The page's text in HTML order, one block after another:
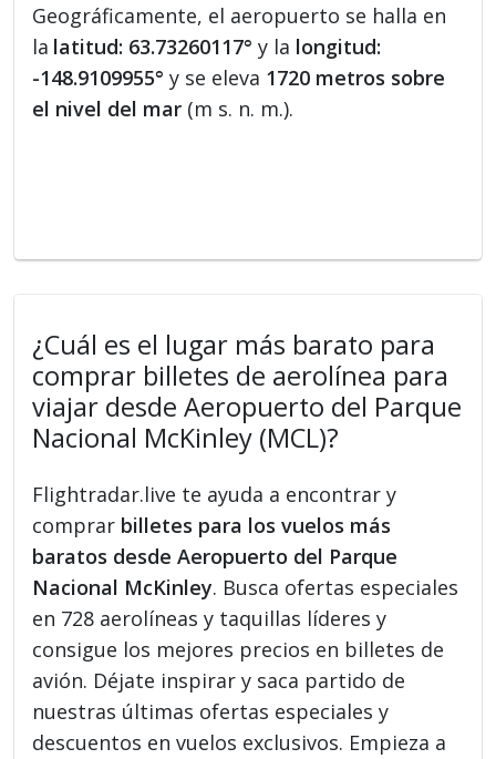
Geográficamente, el aeropuerto se halla en
la latitud: 63.73260117° y la longitud:
-148.9109955° y se eleva 1720 metros sobre
el nivel del mar (m s. n. m.).
¿Cuál es el lugar más barato para
comprar billetes de aerolínea para
viajar desde Aeropuerto del Parque
Nacional McKinley (MCL)?
Flightradar.live te ayuda a encontrar y
comprar billetes para los vuelos más
baratos desde Aeropuerto del Parque
Nacional McKinley. Busca ofertas especiales
en 728 aerolíneas y taquillas líderes y
consigue los mejores precios en billetes de
avión. Déjate inspirar y saca partido de
nuestras últimas ofertas especiales y
descuentos en vuelos exclusivos. Empieza a